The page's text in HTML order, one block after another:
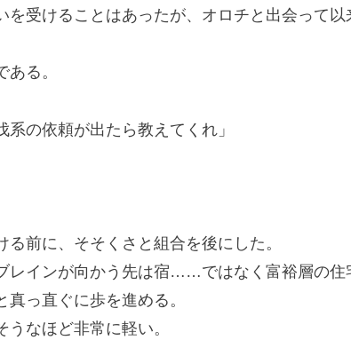
受けることはあったが、オロチと出会って
る。
系の依頼が出たら教えてくれ」
前に、そそくさと組合を後にした。
レインが向かう先は宿……ではなく富裕層の住
っ直ぐに歩を進める。
なほど非常に軽い。